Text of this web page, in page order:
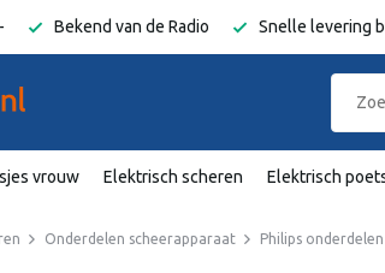
Bekend van de Radio Snelle levering
vrouw Elektrisch scheren Elektrisch
Onderdelen scheerapparaat Philips onderdelen